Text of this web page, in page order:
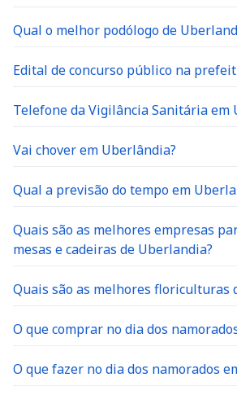
Qual o melhor podólogo de
Edital de concurso público na
Telefone da Vigilância Sanitária em
Vai chover em Uberlândia?
Qual a previsão do tempo em
Quais são as melhores empresas
mesas e cadeiras de Uberlandia?
Quais são as melhores floriculturas
O que comprar no dia dos
O que fazer no dia dos namorados